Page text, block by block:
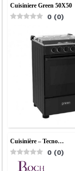
Cuisiniere Green 50X50
0 (0)
Cuisinière – Tecno…
0 (0)